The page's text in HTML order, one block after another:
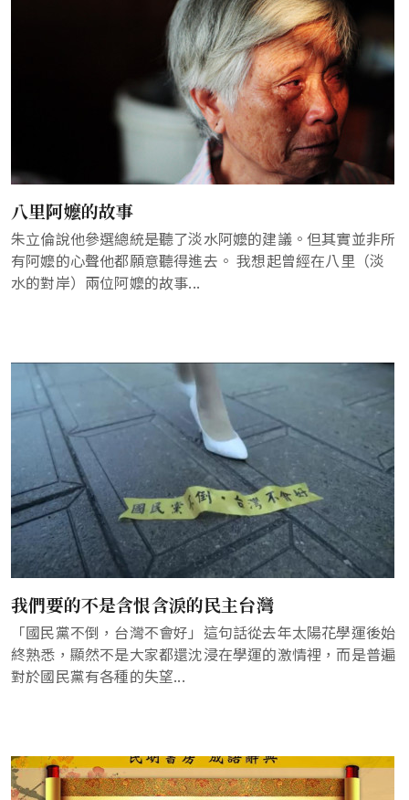
八里阿嬤的故事
朱立倫說他參選總統是聽了淡水阿嬤的建議。但其實並非所
有阿嬤的心聲他都願意聽得進去。 我想起曾經在八里（淡
水的對岸）兩位阿嬤的故事...
我們要的不是含恨含淚的民主台灣
「國民黨不倒，台灣不會好」這句話從去年太陽花學運後始
終熟悉，顯然不是大家都還沈浸在學運的激情裡，而是普遍
對於國民黨有各種的失望...